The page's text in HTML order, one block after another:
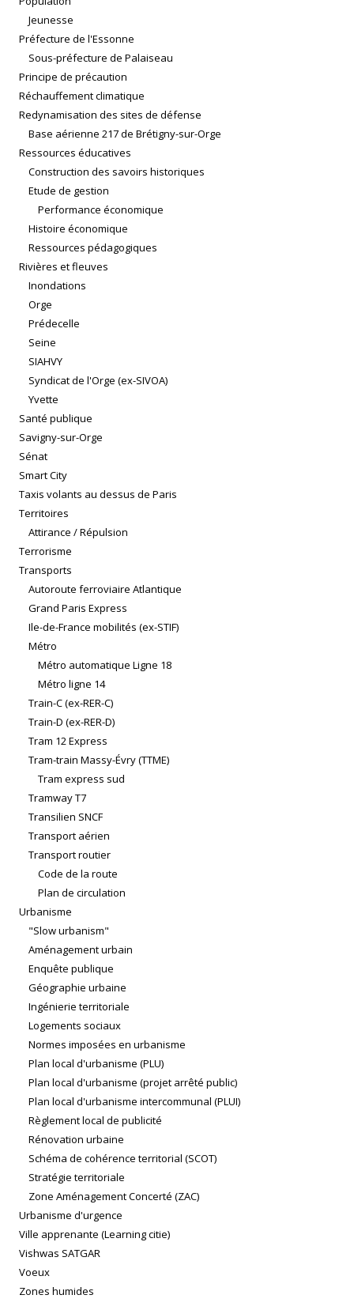
Jeunesse
Préfecture de l'Essonne
Sous-préfecture de Palaiseau
Principe de précaution
Réchauffement climatique
Redynamisation des sites de défense
Base aérienne 217 de Brétigny-sur-Orge
Ressources éducatives
Construction des savoirs historiques
Etude de gestion
Performance économique
Histoire économique
Ressources pédagogiques
Rivières et fleuves
Inondations
Orge
Prédecelle
Seine
SIAHVY
Syndicat de l'Orge (ex-SIVOA)
Yvette
Santé publique
Savigny-sur-Orge
Sénat
Smart City
Taxis volants au dessus de Paris
Territoires
Attirance / Répulsion
Terrorisme
Transports
Autoroute ferroviaire Atlantique
Grand Paris Express
Ile-de-France mobilités (ex-STIF)
Métro
Métro automatique Ligne 18
Métro ligne 14
Train-C (ex-RER-C)
Train-D (ex-RER-D)
Tram 12 Express
Tram-train Massy-Évry (TTME)
Tram express sud
Tramway T7
Transilien SNCF
Transport aérien
Transport routier
Code de la route
Plan de circulation
Urbanisme
"Slow urbanism"
Aménagement urbain
Enquête publique
Géographie urbaine
Ingénierie territoriale
Logements sociaux
Normes imposées en urbanisme
Plan local d'urbanisme (PLU)
Plan local d'urbanisme (projet arrêté public)
Plan local d'urbanisme intercommunal (PLUI)
Règlement local de publicité
Rénovation urbaine
Schéma de cohérence territorial (SCOT)
Stratégie territoriale
Zone Aménagement Concerté (ZAC)
Urbanisme d'urgence
Ville apprenante (Learning citie)
Vishwas SATGAR
Voeux
Zones humides